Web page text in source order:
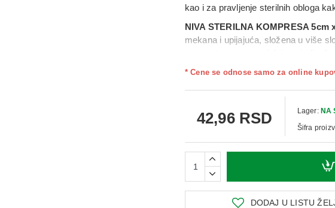
kao i za pravljenje sterilnih obloga
NIVA STERILNA KOMPRESA 5cm
mekana i upijajuća, složena u više
zagarantovana sve dok je
zavojem ili flasterom prema
* Cene se odnose samo za online
42,96 RSD Lager: NA
Šifra
DODAJ U LISTU